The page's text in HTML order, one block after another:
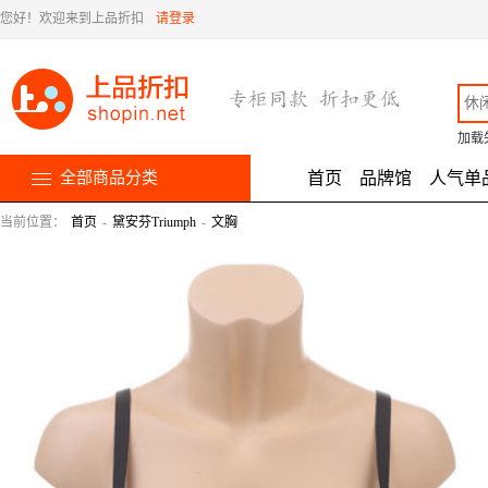
您好！欢迎来到上品折扣 请登录
加载
全部商品分类 首页 品牌馆 人气单
当前位置： 首页 - 黛安芬Triumph - 文胸